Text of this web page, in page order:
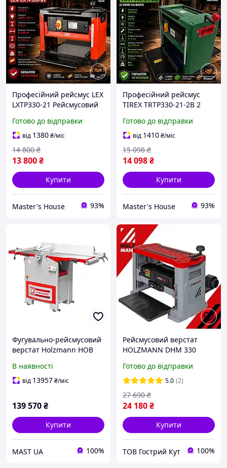
Професійний рейсмус LEX
LXTP330-21 Рейсмусовий
обробки деревини
Потужний рейсмус Чехія
Гарантія 12 міс
Готово до відправки
від 1380₴/міс
13 800₴
14 800 ₴
Купити
Master's House 93%
Професійний рейсмус
TIREX TRTP330-21-2B 2
електричний 2200 Вт 7 м/
хв Деревообробний
рейсмус
Готово до відправки
від 1410₴/міс
14 098₴
15 098 ₴
Купити
Master's House 93%
Фугувально-рейсмусовий
верстат Holzmann HOB
В наявності
від 13957₴/міс
139 570₴
Купити
MAST UA 100%
Рейсмусовий верстат
HOLZMANN DHM 330
Готово до відправки
5.0 (2)
24 180₴
27 690 ₴
Купити
ТОВ Гострий Кут 100%